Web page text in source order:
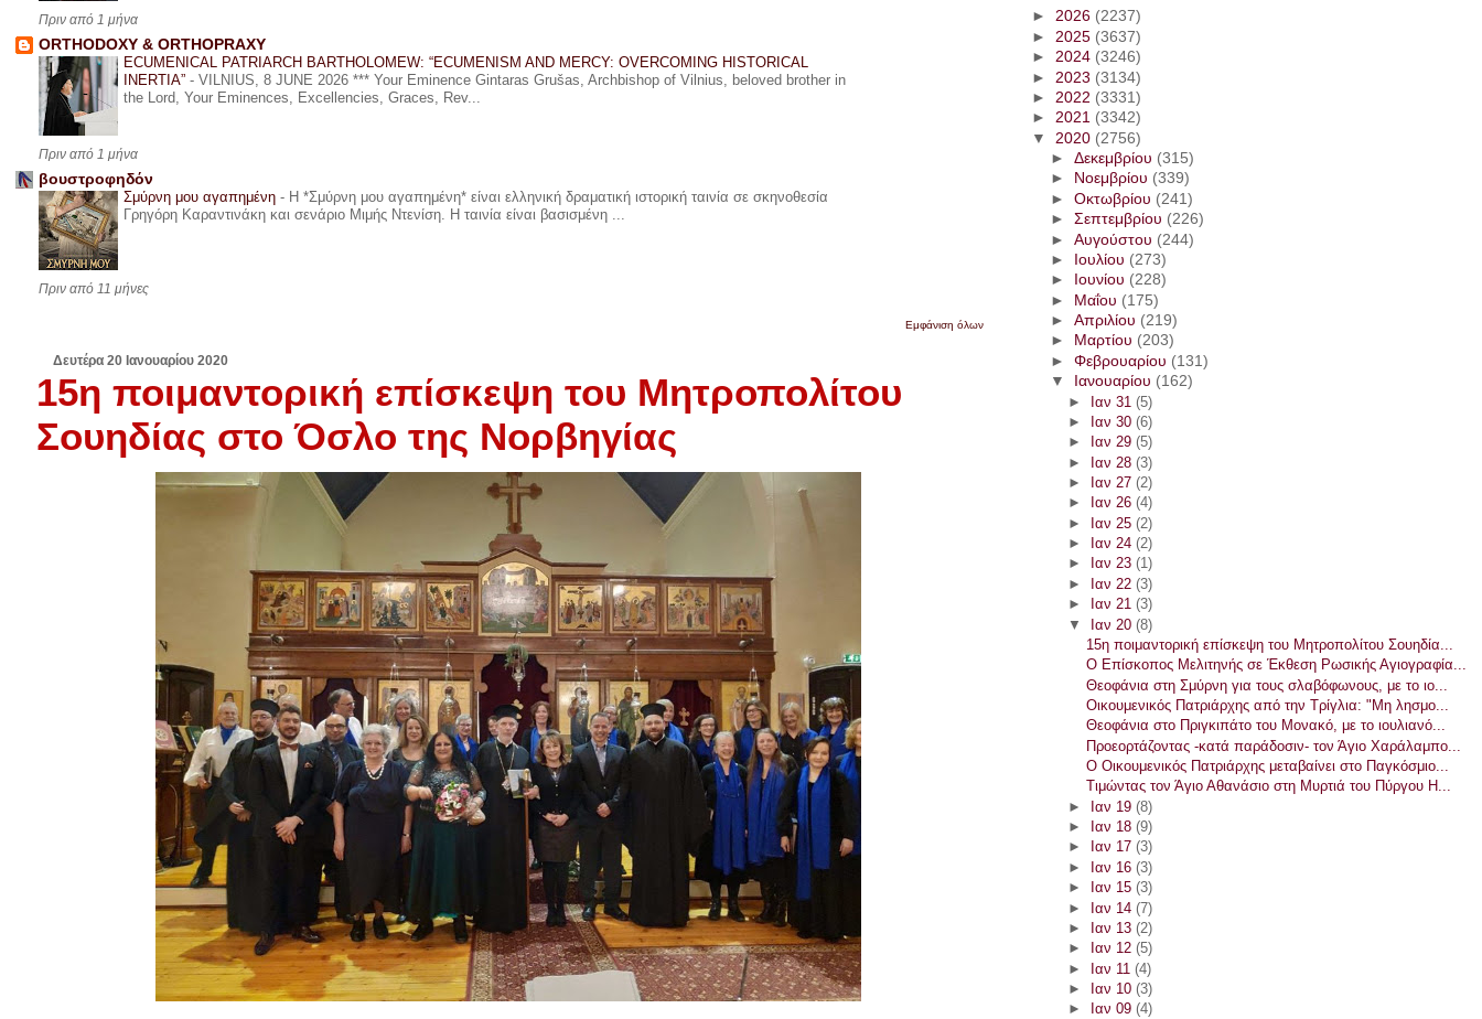
Πριν από 1 μήνα
ORTHODOXY & ORTHOPRAXY
ECUMENICAL PATRIARCH BARTHOLOMEW: “ECUMENISM AND MERCY: OVERCOMING HISTORICAL
INERTIA” - VILNIUS, 8 JUNE 2026 *** Your Eminence Gintaras Grušas, Archbishop of Vilnius, beloved brother in
the Lord, Your Eminences, Excellencies, Graces, Rev...
Πριν από 1 μήνα
βουστροφηδόν
Σμύρνη μου αγαπημένη - Η *Σμύρνη μου αγαπημένη* είναι ελληνική δραματική ιστορική ταινία σε σκηνοθεσία
Γρηγόρη Καραντινάκη και σενάριο Μιμής Ντενίση. Η ταινία είναι βασισμένη ...
Πριν από 11 μήνες
Εμφάνιση όλων
Δευτέρα 20 Ιανουαρίου 2020
15η ποιμαντορική επίσκεψη του Μητροπολίτου
Σουηδίας στο Όσλο της Νορβηγίας
►2026 (2237)
► 2025 (3637)
►2024 (3246)
► 2023 (3134)
► 2022 (3331)
►2021 (3342)
▼ 2020 (2756)
► Δεκεμβρίου (315)
►
Νοεμβρίου (339)
► Οκτωβρίου (241)
► Σεπτεμβρίου (226)
► Αυγούστου (244)
►
Ιουλίου (273)
►
Ιουνίου (228)
► Μαΐου (175)
► Απριλίου (219)
►
Μαρτίου (203)
► Φεβρουαρίου (131)
▼
Ιανουαρίου (162)
► Ιαν 31 (5)
►
Ιαν 30 (6)
►
Ιαν 29 (5)
► Ιαν 28 (3)
►
Ιαν 27 (2)
►
Ιαν 26 (4)
► Ιαν 25 (2)
►
Ιαν 24 (2)
►
Ιαν 23 (1)
►
Ιαν 22 (3)
►
Ιαν 21 (3)
▼ Ιαν 20 (8)
15η ποιμαντορική επίσκεψη του Μητροπολίτου Σουηδία...
Ο Επίσκοπος Μελιτηνής σε Έκθεση Ρωσικής Αγιογραφία...
Θεοφάνια στη Σμύρνη για τους σλαβόφωνους, με το ιο...
Οικουμενικός Πατριάρχης από την Τρίγλια: "Μη λησμο...
Θεοφάνια στο Πριγκιπάτο του Μονακό, με το ιουλιανό...
Προεορτάζοντας -κατά παράδοσιν- τον Άγιο Χαράλαμπο...
Ο Οικουμενικός Πατριάρχης μεταβαίνει στο Παγκόσμιο...
Τιμώντας τον Άγιο Αθανάσιο στη Μυρτιά του Πύργου Η...
►
Ιαν 19 (8)
►
Ιαν 18 (9)
►
Ιαν 17 (3)
►
Ιαν 16 (3)
►
Ιαν 15 (3)
► Ιαν 14 (7)
►
Ιαν 13 (2)
►
Ιαν 12 (5)
► Ιαν 11 (4)
►
Ιαν 10 (3)
►
Ιαν 09 (4)